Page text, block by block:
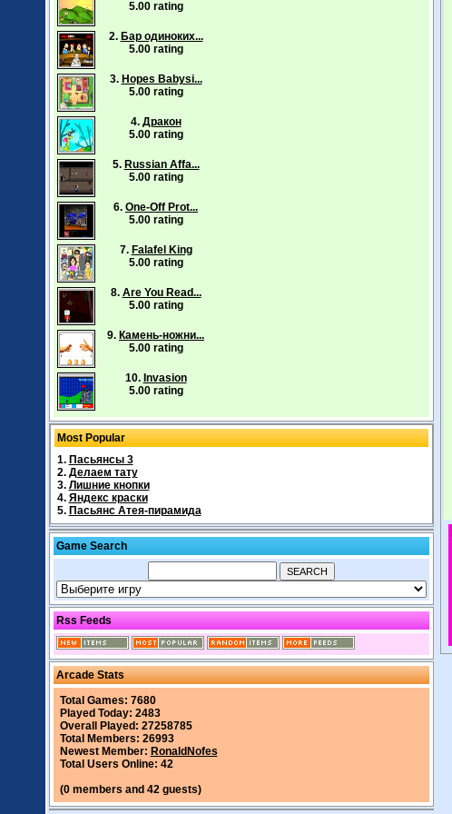
5.00 rating
2. Бар одиноких...
5.00 rating
3. Hopes Babysi...
5.00 rating
4. Дракон
5.00 rating
5. Russian Affa...
5.00 rating
6. One-Off Prot...
5.00 rating
7. Falafel King
5.00 rating
8. Are You Read...
5.00 rating
9. Камень-ножни...
5.00 rating
10. Invasion
5.00 rating
Most Popular
1. Пасьянсы 3
2. Делаем тату
3. Лишние кнопки
4. Яндекс краски
5. Пасьянс Атея-пирамида
Game Search
Rss Feeds
Arcade Stats
Total Games: 7680
Played Today: 2483
Overall Played: 27258785
Total Members: 26993
Newest Member: RonaldNofes
Total Users Online: 42
(0 members and 42 guests)